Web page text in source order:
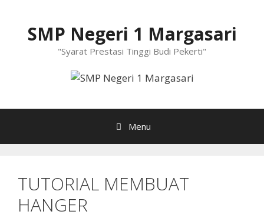
SMP Negeri 1 Margasari
"Syarat Prestasi Tinggi Budi Pekerti"
Menu
TUTORIAL MEMBUAT
HANGER